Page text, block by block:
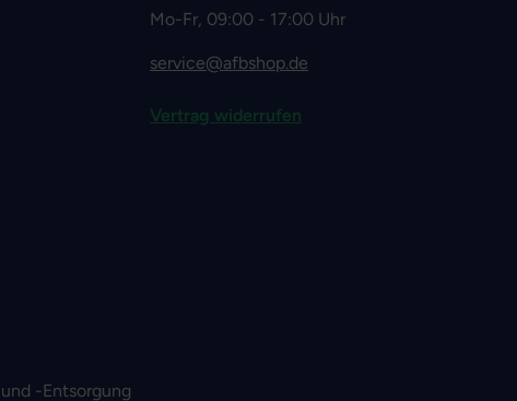
-Entsorgung
Mo-Fr, 09:00 - 17:00 Uhr
service@afbshop.de
Vertrag widerrufen